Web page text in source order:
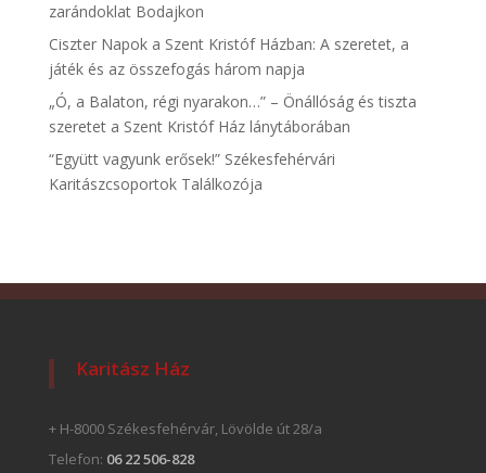
zarándoklat Bodajkon
Ciszter Napok a Szent Kristóf Házban: A szeretet, a
játék és az összefogás három napja
„Ó, a Balaton, régi nyarakon…” – Önállóság és tiszta
szeretet a Szent Kristóf Ház lánytáborában
“Együtt vagyunk erősek!” Székesfehérvári
Karitászcsoportok Találkozója
Karitász Ház
+ H-8000 Székesfehérvár, Lövölde út 28/a
Telefon: 06 22 506-828